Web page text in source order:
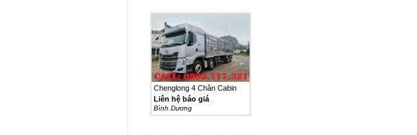
Chenglong 4 Chân Cabin
H7...
Liên hệ báo giá
Bình Dương